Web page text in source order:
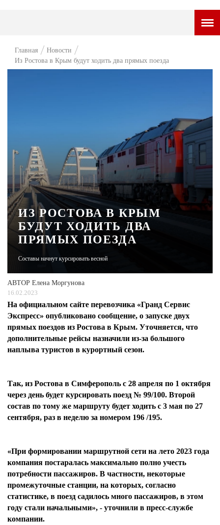
НОВОСТИ
ТАМ И ТУТ
СТИЛЬ ЖИЗНИ
ХАЙП
ЧЕЛОВЕК ОСОБЕННЫЙ
КУЛЬТ ЕДЫ
ЖУРНАЛ
Главная
Новости
Из Ростова в Крым будут ходить два прямых поезда
ИЗ РОСТОВА В КРЫМ
БУДУТ ХОДИТЬ ДВА
ПРЯМЫХ ПОЕЗДА
Составы начнут курсировать весной
АВТОР Елена Моргунова
16.02.2023
На официальном сайте перевозчика «Гранд Сервис
Экспресс» опубликовано сообщение, о запуске двух
прямых поездов из Ростова в Крым. Уточняется, что
дополнительные рейсы назначили из-за большого
наплыва туристов в курортный сезон.
Так, из Ростова в Симферополь с 28 апреля по 1 октября
через день будет курсировать поезд № 99/100. Второй
состав по тому же маршруту будет ходить с 3 мая по 27
сентября, раз в неделю за номером 196 /195.
«При формировании маршрутной сети на лето 2023 года
компания постаралась максимально полно учесть
потребности пассажиров. В частности, некоторые
промежуточные станции, на которых, согласно
статистике, в поезд садилось много пассажиров, в этом
году стали начальными», - уточнили в пресс-службе
компании.